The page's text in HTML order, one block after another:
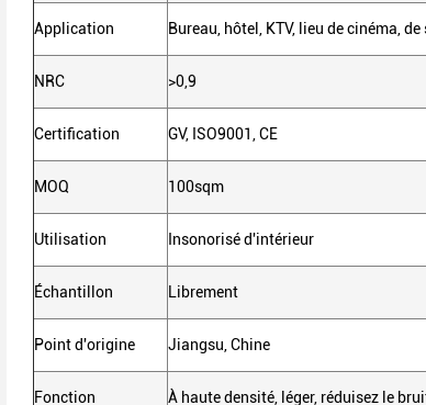
Application Bureau, hôtel, KTV, lieu de cinéma,
NRC >0,9
Certification GV, ISO9001, CE
MOQ 100sqm
Utilisation Insonorisé d'intérieur
Échantillon Librement
Point d'origine Jiangsu, Chine
Fonction À haute densité, léger, réduisez le